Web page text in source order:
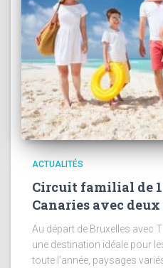
ACTUALITÉS
Circuit familial de
Canaries avec
Au départ de Bruxelles avec
une destination idéale pour
toute l’année, paysages